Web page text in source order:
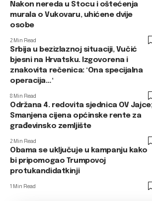
Nakon nereda u Stocu i oštećenja
murala o Vukovaru, uhićene dvije
osobe
2 Min Read
Srbija u bezizlaznoj situaciji, Vučić
bjesni na Hrvatsku. Izgovorena i
znakovita rečenica: ‘Ona specijalna
operacija…‘
8 Min Read
Održana 4. redovita sjednica OV
Smanjena cijena općinske rente za
građevinsko zemljište
2 Min Read
Obama se uključuje u kampanju kako
bi pripomogao Trumpovoj
protukandidatkinji
1 Min Read